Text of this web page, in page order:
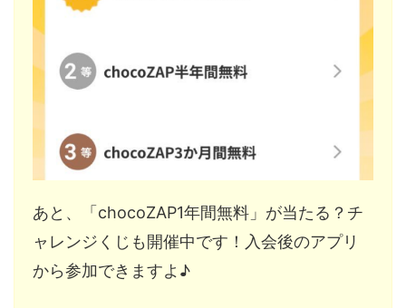
あと、「chocoZAP1年間無料」が当たる？チ
ャレンジくじも開催中です！入会後のアプリ
から参加できますよ♪